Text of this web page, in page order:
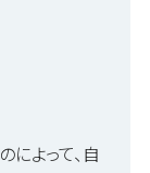
よって、自